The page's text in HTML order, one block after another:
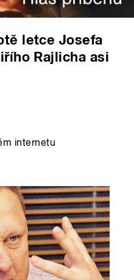
letce Josefa
Rajlicha asi
internetu